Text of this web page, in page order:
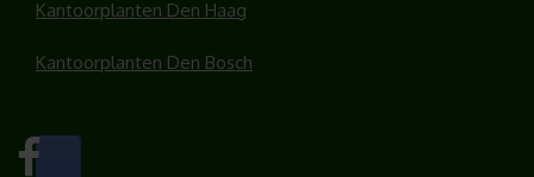
Kantoorplanten Den Haag
Kantoorplanten Den Bosch